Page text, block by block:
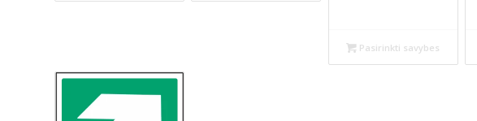
Pasirinkti savybes